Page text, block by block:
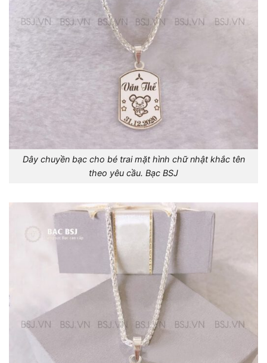
Dây chuyền bạc cho bé trai mặt hình chữ nhật khắc tên
theo yêu cầu. Bạc BSJ